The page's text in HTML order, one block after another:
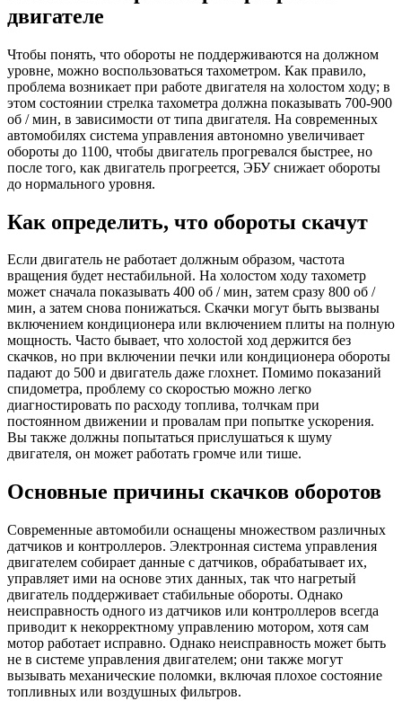
двигателе
Чтобы понять, что обороты не поддерживаются на должном
уровне, можно воспользоваться тахометром. Как правило,
проблема возникает при работе двигателя на холостом ходу; в
этом состоянии стрелка тахометра должна показывать 700-900
об / мин, в зависимости от типа двигателя. На современных
автомобилях система управления автономно увеличивает
обороты до 1100, чтобы двигатель прогревался быстрее, но
после того, как двигатель прогреется, ЭБУ снижает обороты
до нормального уровня.
Как определить, что обороты скачут
Если двигатель не работает должным образом, частота
вращения будет нестабильной. На холостом ходу тахометр
может сначала показывать 400 об / мин, затем сразу 800 об /
мин, а затем снова понижаться. Скачки могут быть вызваны
включением кондиционера или включением плиты на полную
мощность. Часто бывает, что холостой ход держится без
скачков, но при включении печки или кондиционера обороты
падают до 500 и двигатель даже глохнет. Помимо показаний
спидометра, проблему со скоростью можно легко
диагностировать по расходу топлива, толчкам при
постоянном движении и провалам при попытке ускорения.
Вы также должны попытаться прислушаться к шуму
двигателя, он может работать громче или тише.
Основные причины скачков оборотов
Современные автомобили оснащены множеством различных
датчиков и контроллеров. Электронная система управления
двигателем собирает данные с датчиков, обрабатывает их,
управляет ими на основе этих данных, так что нагретый
двигатель поддерживает стабильные обороты. Однако
неисправность одного из датчиков или контроллеров всегда
приводит к некорректному управлению мотором, хотя сам
мотор работает исправно. Однако неисправность может быть
не в системе управления двигателем; они также могут
вызывать механические поломки, включая плохое состояние
топливных или воздушных фильтров.